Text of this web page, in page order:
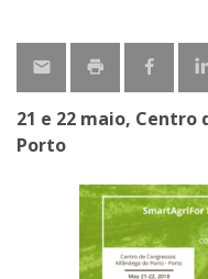
21 e 22 maio, Centro
Porto